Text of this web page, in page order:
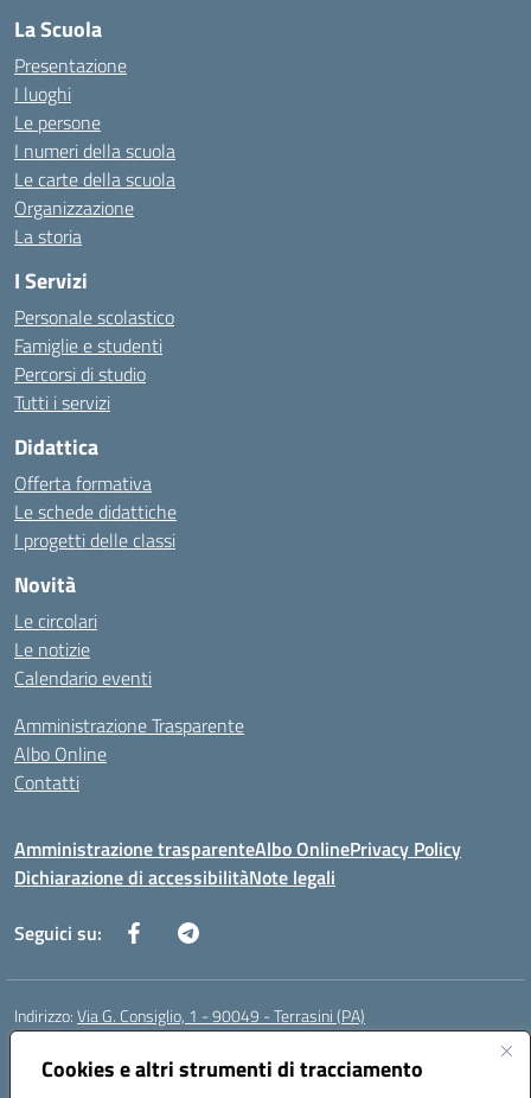
Cookies e altri strumenti di tracciamento
La Scuola
Presentazione
I luoghi
Le persone
I numeri della scuola
Le carte della scuola
Organizzazione
La storia
I Servizi
Personale scolastico
Famiglie e studenti
Percorsi di studio
Tutti i servizi
Didattica
Offerta formativa
Le schede didattiche
I progetti delle classi
Novità
Le circolari
Le notizie
Calendario eventi
Amministrazione Trasparente
Albo Online
Contatti
Amministrazione trasparenteAlbo OnlinePrivacy Policy
Dichiarazione di accessibilitàNote legali
Seguici su:
Indirizzo:Via G. Consiglio, 1 - 90049 - Terrasini (PA)
Centralino:
Posta elettronica certificata (PEC):paic88700d@pec.istruzione.it